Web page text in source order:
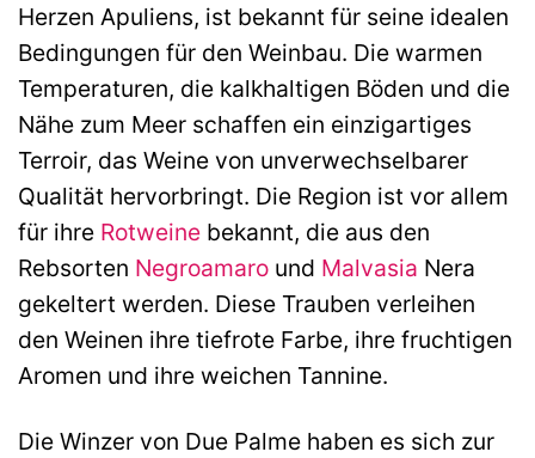
Herzen Apuliens, ist bekannt für seine idealen
Bedingungen für den Weinbau. Die warmen
Temperaturen, die kalkhaltigen Böden und die
Nähe zum Meer schaffen ein einzigartiges
Terroir, das Weine von unverwechselbarer
Qualität hervorbringt. Die Region ist vor allem
für ihre Rotweine bekannt, die aus den
Rebsorten Negroamaro und Malvasia Nera
gekeltert werden. Diese Trauben verleihen
den Weinen ihre tiefrote Farbe, ihre fruchtigen
Aromen und ihre weichen Tannine.
Die Winzer von Due Palme haben es sich zur